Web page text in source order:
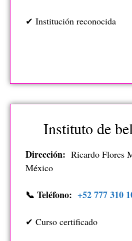
✔ Institución reconocida
Instituto de
Dirección: Ricardo Flores
México
📞 Teléfono: +52 777 310
✔ Curso certificado